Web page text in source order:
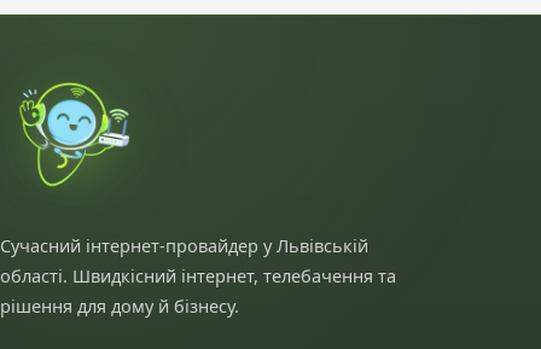
Сучасний інтернет-провайдер у Львівській
області. Швидкісний інтернет, телебачення та
рішення для дому й бізнесу.